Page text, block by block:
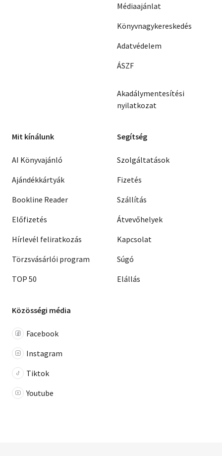
Médiaajánlat
Könyvnagykereskedés
Adatvédelem
ÁSZF
Akadálymentesítési
nyilatkozat
Mit kínálunk
AI Könyvajánló
Ajándékkártyák
Bookline Reader
Előfizetés
Hírlevél feliratkozás
Törzsvásárlói program
TOP 50
Segítség
Szolgáltatások
Fizetés
Szállítás
Átvevőhelyek
Kapcsolat
Súgó
Elállás
Közösségi média
Facebook
Instagram
Tiktok
Youtube